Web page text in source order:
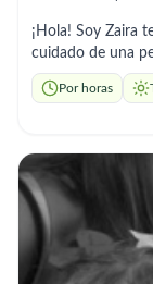
¡Hola! Soy Zaira
cuidado de una
(Alzheimer),
actividades
Preparación de
según
estimulación y
afectiva - Apoyo
cuidado. Me caracterizo por mi empatía y compromiso. Mi
objetivo es
Por horas